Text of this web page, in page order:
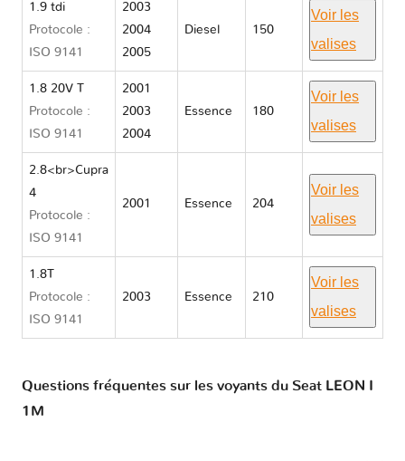
1.9 tdi
Protocole :
ISO 9141
2003
2004
2005
Diesel 150
Voir les
valises
1.8 20V T
Protocole :
ISO 9141
2001
2003
2004
Essence 180
Voir les
valises
2.8<br>Cupra
4
Protocole :
ISO 9141
2001 Essence 204
Voir les
valises
1.8T
Protocole :
ISO 9141
2003 Essence 210
Voir les
valises
Questions fréquentes sur les voyants du Seat LEON I
1M